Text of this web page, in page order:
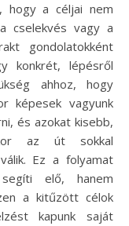
hogy a céljai nem
cselekvés vagy a
gondolatokként
konkrét, lépésről
ahhoz, hogy
képesek vagyunk
és azokat kisebb,
az út sokkal
Ez a folyamat
elő, hanem
a kitűzött célok
kapunk saját